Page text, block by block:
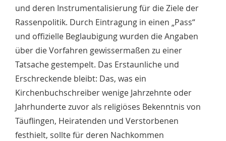
und deren Instrumentalisierung für die Ziele der
Rassenpolitik. Durch Eintragung in einen „Pass“
und offizielle Beglaubigung wurden die Angaben
über die Vorfahren gewissermaßen zu einer
Tatsache gestempelt. Das Erstaunliche und
Erschreckende bleibt: Das, was ein
Kirchenbuchschreiber wenige Jahrzehnte oder
Jahrhunderte zuvor als religiöses Bekenntnis von
Täuflingen, Heiratenden und Verstorbenen
festhielt, sollte für deren Nachkommen